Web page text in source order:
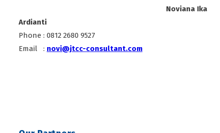
Noviana Ika
Ardianti
Phone : 0812 2680 9527
Email : novi@jtcc-consultant.com